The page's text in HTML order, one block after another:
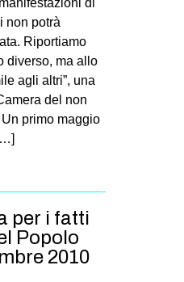
di
non potrà
Riportiamo
diverso, ma allo
agli altri”, una
del non
primo maggio
per i fatti
Popolo
2010